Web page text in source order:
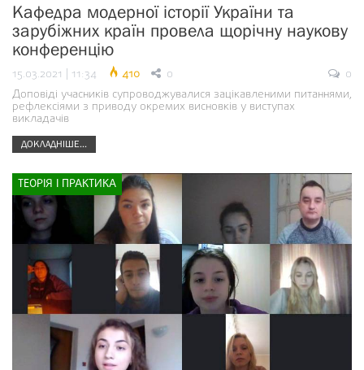
Кафедра модерної історії України та
зарубіжних країн провела щорічну наукову
конференцію
15.03.2021 | 11:34 410 0
0
Доповіді учасників супроводжувалися зацікавленими питаннями,
рефлексіями з приводу окремих висновків у виступах
викладачів
ДОКЛАДНІШЕ...
ТЕОРІЯ І ПРАКТИКА